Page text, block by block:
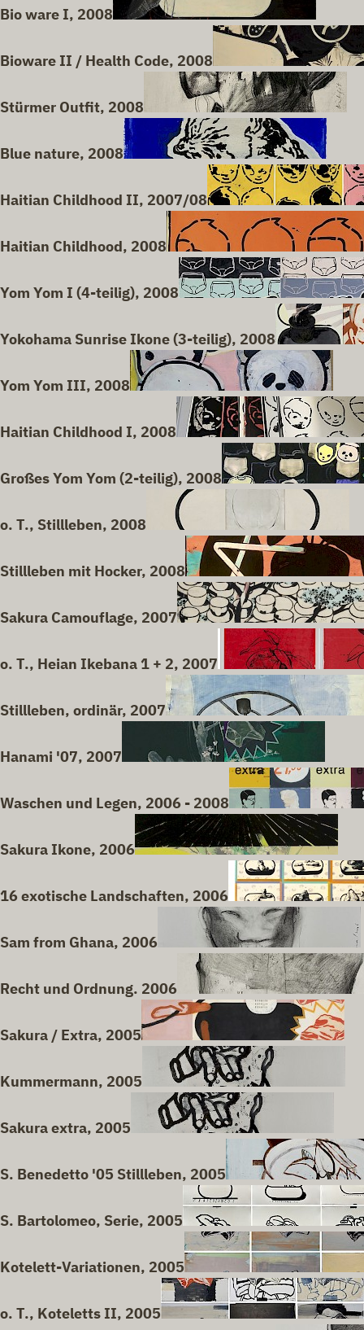
Bio ware I, 2008
Bioware II / Health Code, 2008
Stürmer Outfit, 2008
Blue nature, 2008
Haitian Childhood II, 2007/08
Haitian Childhood, 2008
Yom Yom I (4-teilig), 2008
Yokohama Sunrise Ikone (3-teilig), 2008
Yom Yom III, 2008
Haitian Childhood I, 2008
Großes Yom Yom (2-teilig), 2008
o. T., Stillleben, 2008
Stillleben mit Hocker, 2008
Sakura Camouflage, 2007
o. T., Heian Ikebana 1 + 2, 2007
Stillleben, ordinär, 2007
Hanami '07, 2007
Waschen und Legen, 2006 - 2008
Sakura Ikone, 2006
16 exotische Landschaften, 2006
Sam from Ghana, 2006
Recht und Ordnung. 2006
Sakura / Extra, 2005
Kummermann, 2005
Sakura extra, 2005
S. Benedetto '05 Stillleben, 2005
S. Bartolomeo, Serie, 2005
Kotelett-Variationen, 2005
o. T., Koteletts II, 2005